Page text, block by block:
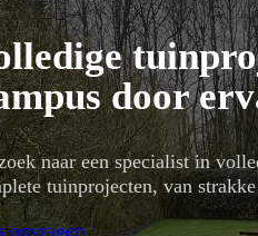
door
naar een specialist in
tuinprojecten, van
opvragen